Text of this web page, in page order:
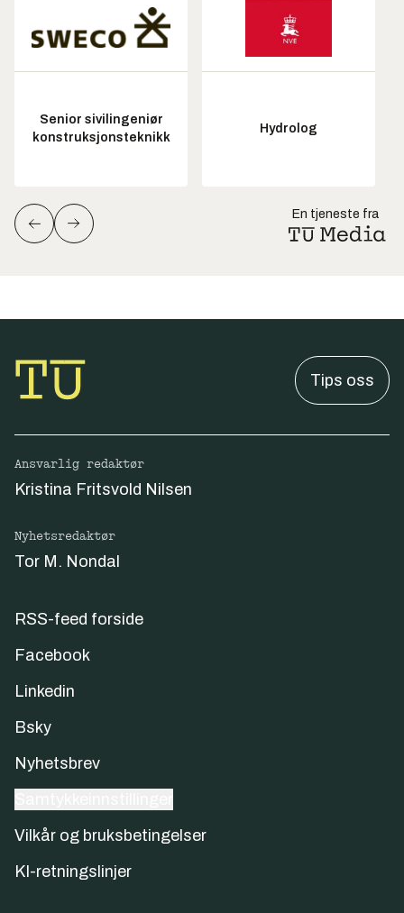
Senior sivilingeniør
konstruksjonsteknikk
Hydrolog
En tjeneste fra
Tips oss
Ansvarlig redaktør
Kristina Fritsvold Nilsen
Nyhetsredaktør
Tor M. Nondal
RSS-feed forside
Facebook
Linkedin
Bsky
Nyhetsbrev
Vilkår og bruksbetingelser
KI-retningslinjer